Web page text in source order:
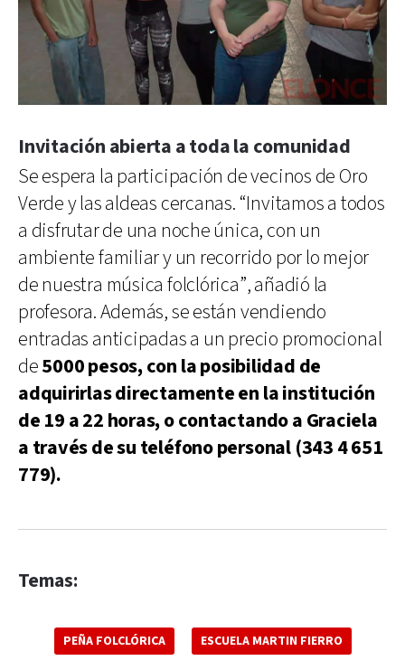
Invitación abierta a toda la comunidad
Se espera la participación de vecinos de Oro
Verde y las aldeas cercanas. “Invitamos a todos
a disfrutar de una noche única, con un
ambiente familiar y un recorrido por lo mejor
de nuestra música folclórica”, añadió la
profesora. Además, se están vendiendo
entradas anticipadas a un precio promocional
de5000 pesos, con la posibilidad de
adquirirlas directamente en la institución
de 19 a 22 horas, o contactando a Graciela
a través de su teléfono personal (343 4 651
779).
Temas:
PEÑA FOLCLÓRICA ESCUELA MARTIN FIERRO